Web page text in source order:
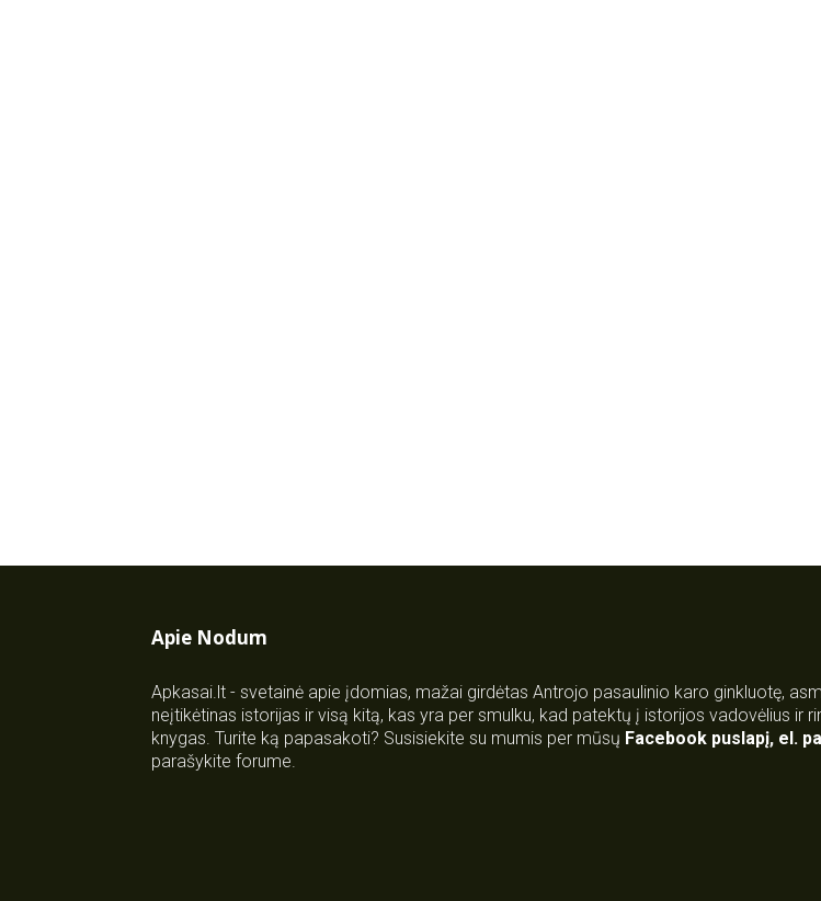
Apie Nodum
Apkasai.lt - svetainė apie įdomias, mažai girdėtas Antrojo pasaulinio karo ginkluotę,
neįtikėtinas istorijas ir visą kitą, kas yra per smulku, kad patektų į istorijos vadovėlius ir
knygas. Turite ką papasakoti? Susisiekite su mumis per mūsų Facebook puslapį, el.
parašykite forume.